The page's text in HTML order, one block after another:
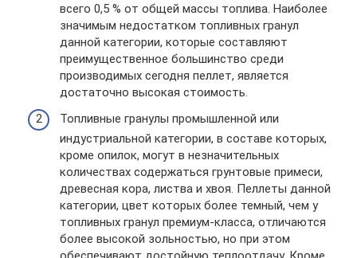
всего 0,5 % от общей массы топлива. Наиболее
значимым недостатком топливных гранул
данной категории, которые составляют
преимущественное большинство среди
производимых сегодня пеллет, является
достаточно высокая стоимость.
Топливные гранулы промышленной или
индустриальной категории, в составе которых,
кроме опилок, могут в незначительных
количествах содержаться грунтовые примеси,
древесная кора, листва и хвоя. Пеллеты данной
категории, цвет которых более темный, чем у
топливных гранул премиум-класса, отличаются
более высокой зольностью, но при этом